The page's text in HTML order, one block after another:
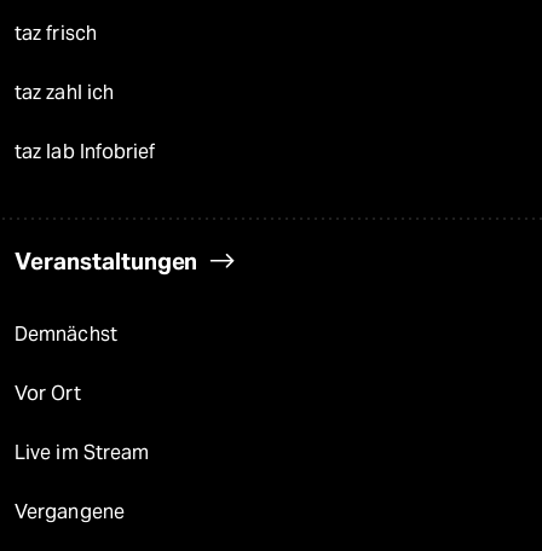
taz frisch
taz zahl ich
taz lab Infobrief
Veranstaltungen
Demnächst
Vor Ort
Live im Stream
Vergangene